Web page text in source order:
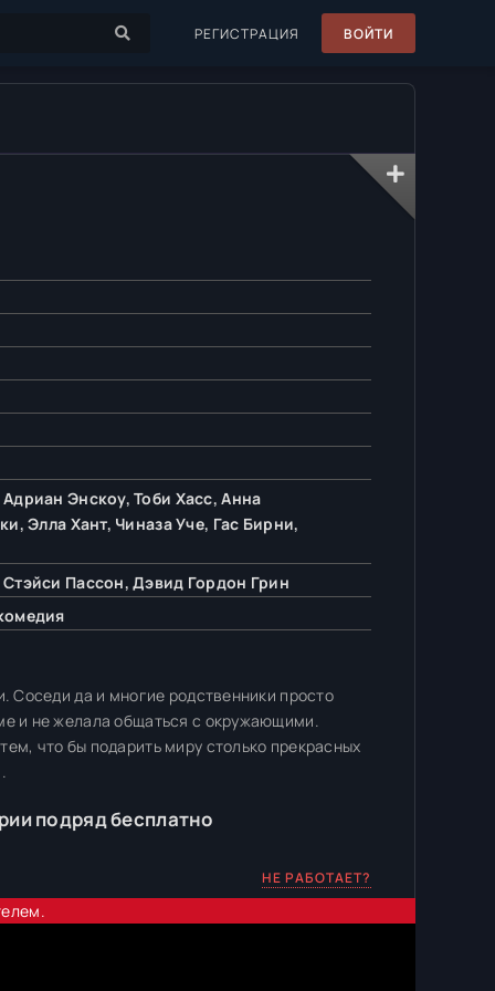
РЕГИСТРАЦИЯ ВОЙТИ
Энскоу, Тоби Хасс, Анна
Элла Хант, Чиназа Уче, Гас Бирни,
Пассон, Дэвид Гордон Грин
Соседи да и многие родственники просто
и не желала общаться с окружающими.
что бы подарить миру столько прекрасных
подряд бесплатно
НЕ РАБОТАЕТ?